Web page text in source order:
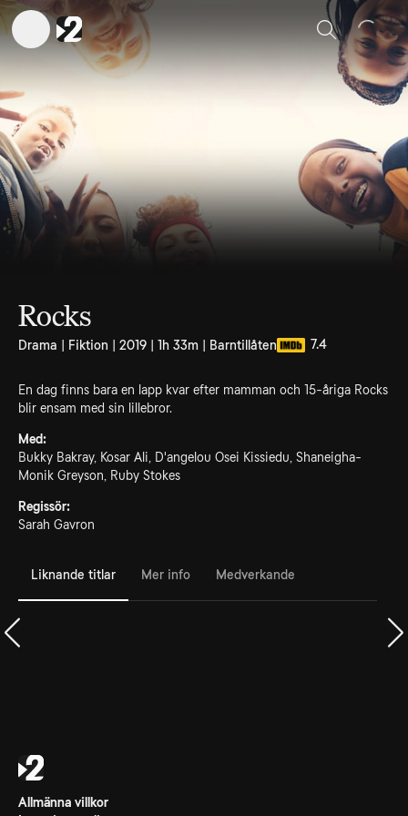
Sök
Rocks
Drama | Fiktion | 2019 | 1h 33m | Barntillåten 7.4
En dag finns bara en lapp kvar efter mamman och 15-åriga Rocks
blir ensam med sin lillebror.
Med:
Bukky Bakray, Kosar Ali, D'angelou Osei Kissiedu, Shaneigha-
Monik Greyson, Ruby Stokes
Regissör:
Sarah Gavron
Liknande titlar Mer info Medverkande
Allmänna villkor